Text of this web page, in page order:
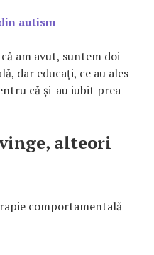
autism
am avut, suntem doi
dar educaţi, ce au ales
că și-au iubit prea
alteori
comportamentală